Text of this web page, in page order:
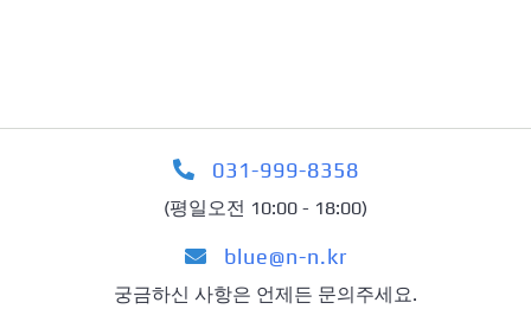
031-999-8358
(평일오전 10:00 - 18:00)
blue@n-n.kr
궁금하신 사항은 언제든 문의주세요.